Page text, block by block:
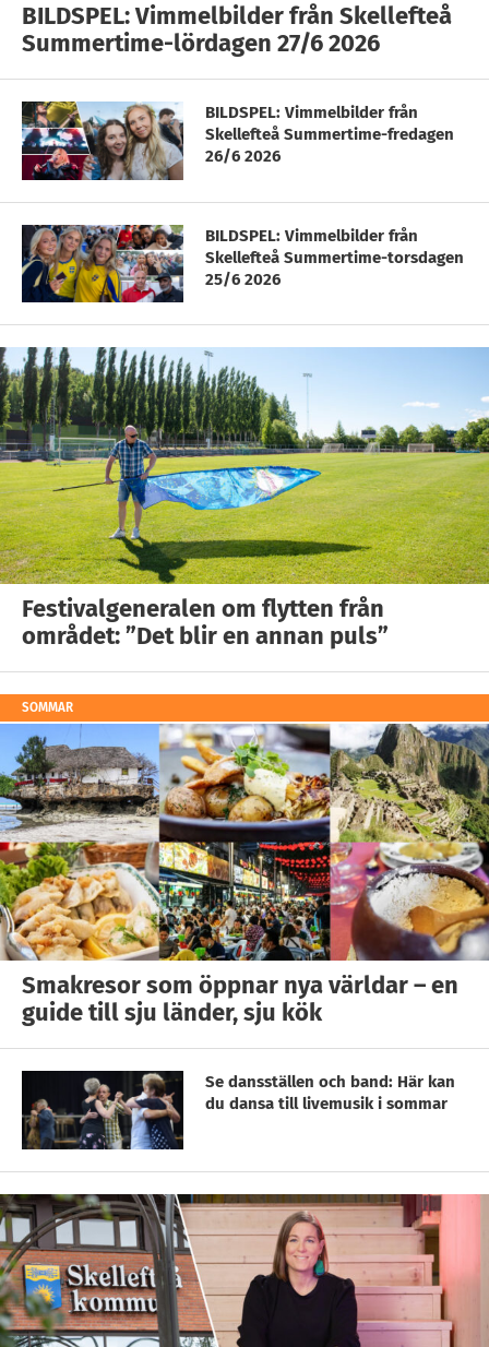
BILDSPEL: Vimmelbilder från Skellefteå
Summertime-lördagen 27/6 2026
BILDSPEL: Vimmelbilder från
Skellefteå Summertime-fredagen
26/6 2026
BILDSPEL: Vimmelbilder från
Skellefteå Summertime-torsdagen
25/6 2026
Festivalgeneralen om flytten från
området: ”Det blir en annan puls”
SOMMAR
Smakresor som öppnar nya världar – en
guide till sju länder, sju kök
Se dansställen och band: Här kan
du dansa till livemusik i sommar